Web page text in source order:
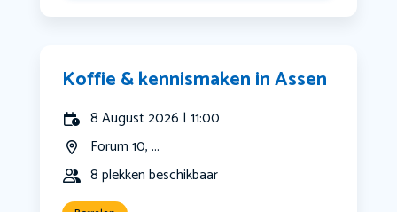
Koffie & kennismaken in Assen
8 August 2026 | 11:00
Forum 10, ...
8 plekken beschikbaar